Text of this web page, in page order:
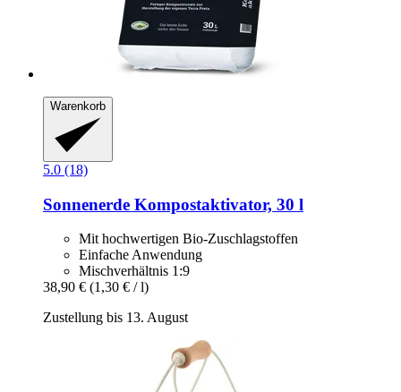
Warenkorb
5.0 (18)
Sonnenerde Kompostaktivator, 30 l
Mit hochwertigen Bio-Zuschlagstoffen
Einfache Anwendung
Mischverhältnis 1:9
38,90 € (1,30 € / l)
Zustellung bis 13. August